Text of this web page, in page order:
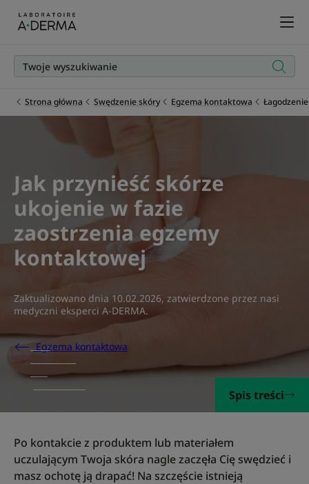
Strona główna Swędzenie skóry Egzema kontaktowa
Jak przynieść skórze
ukojenie w fazie
zaostrzenia egzemy
kontaktowej
Zaktualizowano dnia 10.02.2026, zatwierdzone przez nasi
medyczni eksperci A-DERMA.
Egzema kontaktowa
Spis treści
Po kontakcie z produktem lub materiałem
uczulającym Twoja skóra nagle zaczęła Cię swędzieć i
masz ochotę ją drapać! Na szczęście istnieją